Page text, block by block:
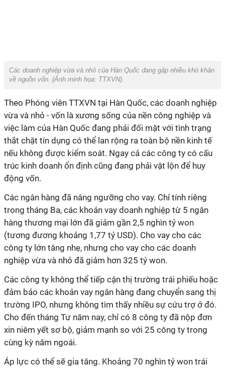
Các doanh nghiệp vừa và nhỏ của Hàn Quốc đang gặp nhiều khó khăn
về nguồn vốn. (Ảnh minh họa: TTXVN).
Theo Phóng viên TTXVN tại Hàn Quốc, các doanh nghiệp
vừa và nhỏ - vốn là xương sống của nền công nghiệp và
việc làm của Hàn Quốc đang phải đối mặt với tình trạng
thắt chặt tín dụng có thể lan rộng ra toàn bộ nền kinh tế
nếu không được kiểm soát. Ngay cả các công ty có cấu
trúc kinh doanh ổn định cũng đang phải vật lộn để huy
động vốn.
Các ngân hàng đã nâng ngưỡng cho vay. Chỉ tính riêng
trong tháng Ba, các khoản vay doanh nghiệp từ 5 ngân
hàng thương mại lớn đã giảm gần 2,5 nghìn tỷ won
(tương đương khoảng 1,77 tỷ USD). Cho vay cho các
công ty lớn tăng nhẹ, nhưng cho vay cho các doanh
nghiệp vừa và nhỏ đã giảm hơn 325 tỷ won.
Các công ty không thể tiếp cận thị trường trái phiếu hoặc
đảm bảo các khoản vay ngân hàng đang chuyển sang thị
trường IPO, nhưng không tìm thấy nhiều sự cứu trợ ở đó.
Cho đến tháng Tư năm nay, chỉ có 8 công ty đã nộp đơn
xin niêm yết sơ bộ, giảm mạnh so với 25 công ty trong
cùng kỳ năm ngoái.
Áp lực có thể sẽ gia tăng. Khoảng 70 nghìn tỷ won trái